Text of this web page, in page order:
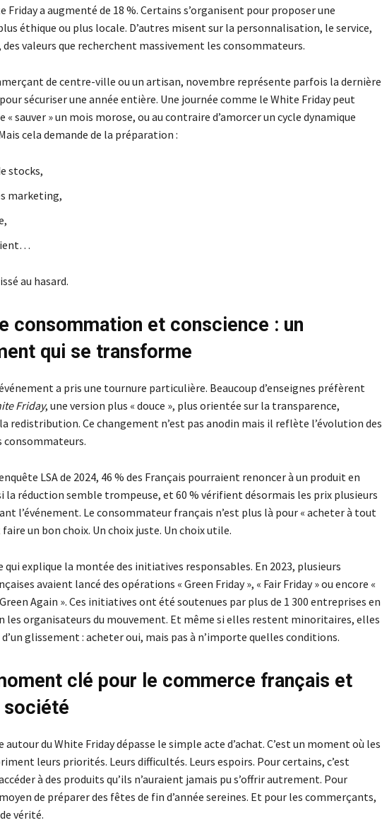
Friday a augmenté de 18 %. Certains s’organisent pour proposer une
éthique ou plus locale. D’autres misent sur la personnalisation, le service,
des valeurs que recherchent massivement les consommateurs.
de centre-ville ou un artisan, novembre représente parfois la dernière
sécuriser une année entière. Une journée comme le White Friday peut
« sauver » un mois morose, ou au contraire d’amorcer un cycle dynamique
cela demande de la préparation :
stocks,
marketing,
au hasard.
consommation et conscience : un
qui se transforme
a pris une tournure particulière. Beaucoup d’enseignes préfèrent
Friday, une version plus « douce », plus orientée sur la transparence,
redistribution. Ce changement n’est pas anodin mais il reflète l’évolution des
consommateurs.
LSA de 2024, 46 % des Français pourraient renoncer à un produit en
la réduction semble trompeuse, et 60 % vérifient désormais les prix plusieurs
l’événement. Le consommateur français n’est plus là pour « acheter à tout
faire un bon choix. Un choix juste. Un choix utile.
qui explique la montée des initiatives responsables. En 2023, plusieurs
avaient lancé des opérations « Green Friday », « Fair Friday » ou encore «
Again ». Ces initiatives ont été soutenues par plus de 1 300 entreprises en
les organisateurs du mouvement. Et même si elles restent minoritaires, elles
glissement : acheter oui, mais pas à n’importe quelles conditions.
clé pour le commerce français et
société
autour du White Friday dépasse le simple acte d’achat. C’est un moment où les
leurs priorités. Leurs difficultés. Leurs espoirs. Pour certains, c’est
à des produits qu’ils n’auraient jamais pu s’offrir autrement. Pour
de préparer des fêtes de fin d’année sereines. Et pour les commerçants,
vérité.